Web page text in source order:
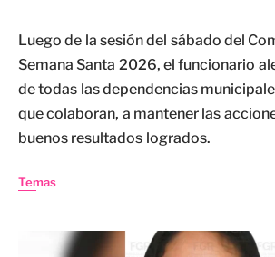
Luego de la sesión del sábado del
Semana Santa 2026, el funcionario
de todas las dependencias
que colaboran, a mantener las
buenos resultados logrados.
Temas